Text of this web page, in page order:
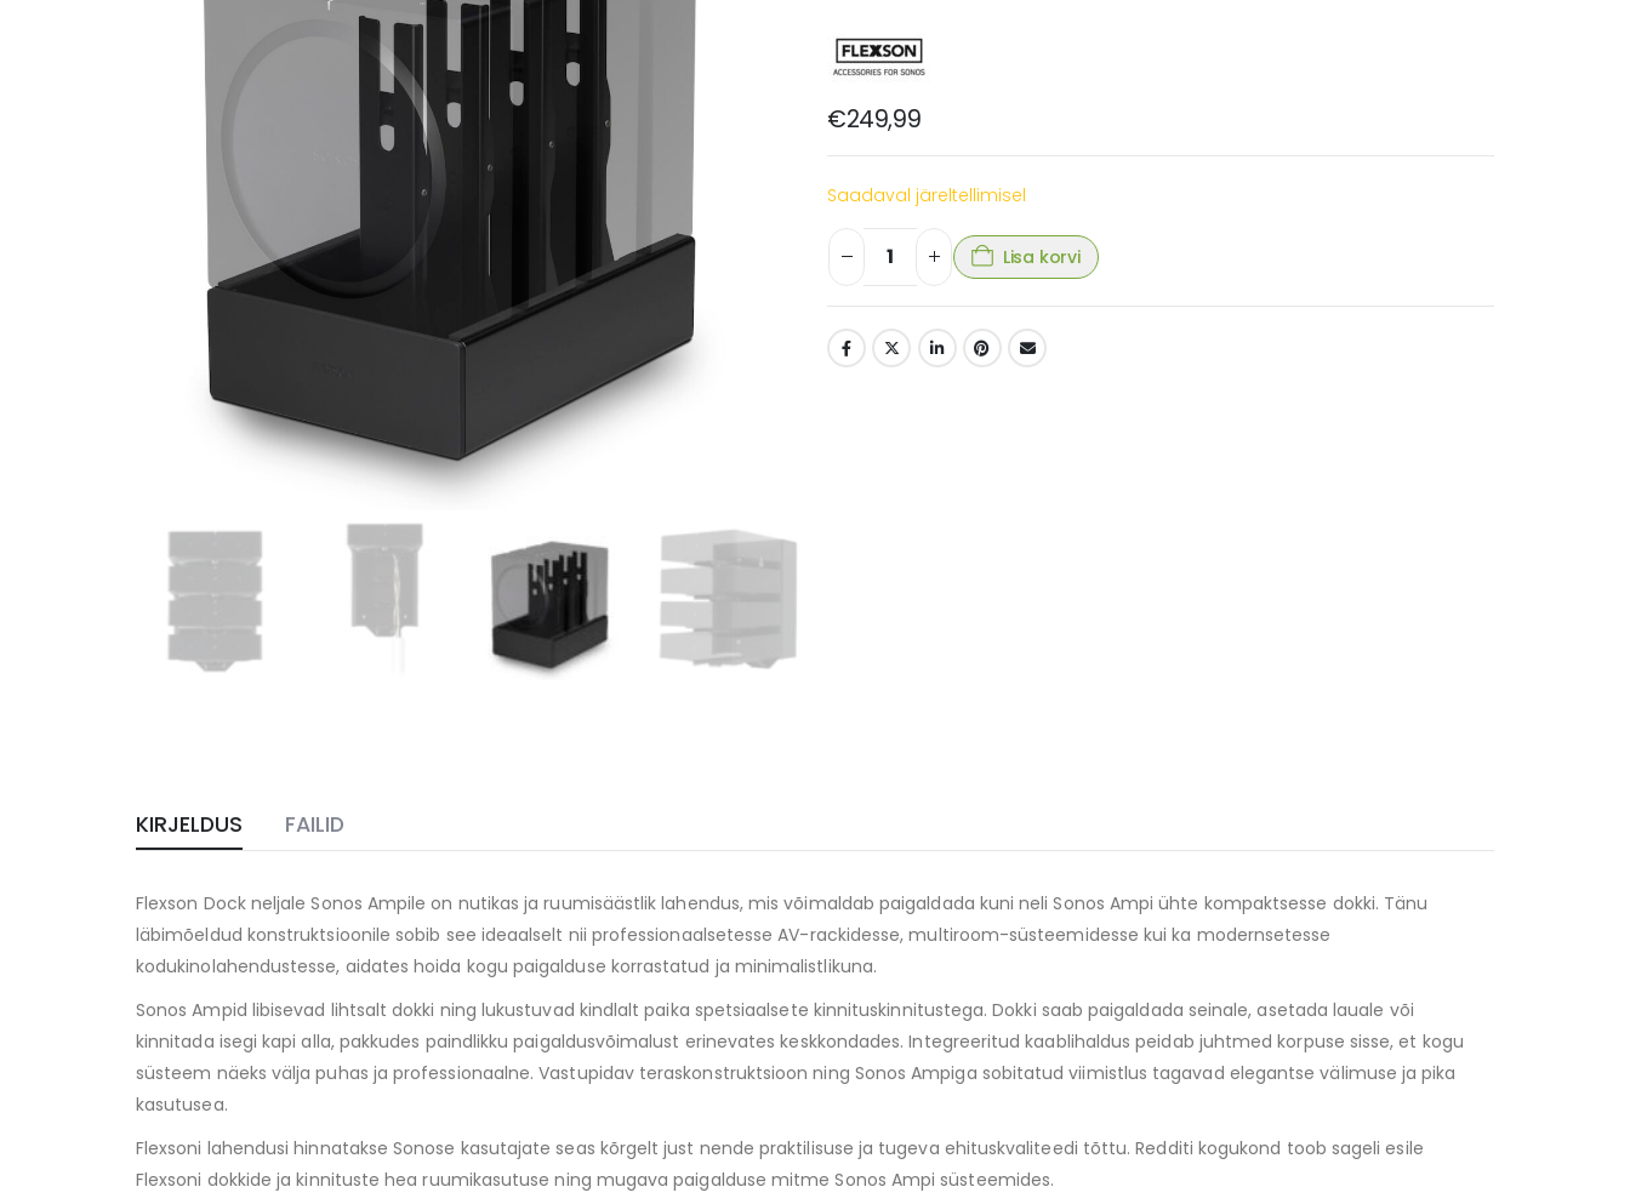
€249,99
Saadaval järeltellimisel
Lisa korvi
KIRJELDUS FAILID
Flexson Dock neljale Sonos Ampile on nutikas ja ruumisäästlik lahendus, mis võimaldab paigaldada kuni neli Sonos Ampi ühte kompaktsesse dokki. Tänu
läbimõeldud konstruktsioonile sobib see ideaalselt nii professionaalsetesse AV-rackidesse, multiroom-süsteemidesse kui ka modernsetesse
kodukinolahendustesse, aidates hoida kogu paigalduse korrastatud ja minimalistlikuna.
Sonos Ampid libisevad lihtsalt dokki ning lukustuvad kindlalt paika spetsiaalsete kinnituskinnitustega. Dokki saab paigaldada seinale, asetada lauale või
kinnitada isegi kapi alla, pakkudes paindlikku paigaldusvõimalust erinevates keskkondades. Integreeritud kaablihaldus peidab juhtmed korpuse sisse, et kogu
süsteem näeks välja puhas ja professionaalne. Vastupidav teraskonstruktsioon ning Sonos Ampiga sobitatud viimistlus tagavad elegantse välimuse ja pika
kasutusea.
Flexsoni lahendusi hinnatakse Sonose kasutajate seas kõrgelt just nende praktilisuse ja tugeva ehituskvaliteedi tõttu. Redditi kogukond toob sageli esile
Flexsoni dokkide ja kinnituste hea ruumikasutuse ning mugava paigalduse mitme Sonos Ampi süsteemides.